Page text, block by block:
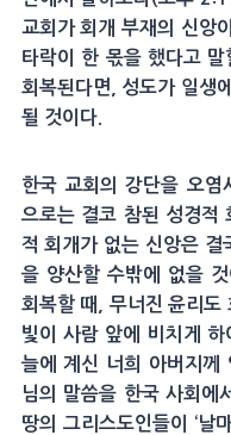
교회가 회개 부재의 신앙
타락이 한 몫을 했다고 말
회복된다면, 성도가 일생
될 것이다.
한국 교회의 강단을 오염
으로는 결코 참된 성경적
적 회개가 없는 신앙은 결
을 양산할 수밖에 없을
회복할 때, 무너진 윤리도
빛이 사람 앞에 비치게
늘에 계신 너희 아버지께
님의 말씀을 한국 사회에
땅의 그리스도인들이 ‘날